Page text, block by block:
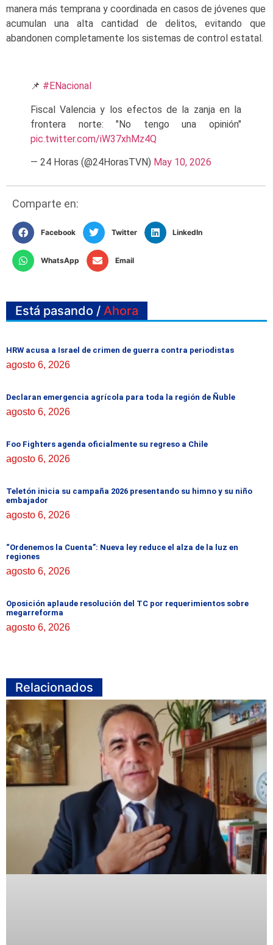
manera más temprana y coordinada en casos de jóvenes que
acumulan una alta cantidad de delitos, evitando que
abandonen completamente los sistemas de control estatal.
📌 #ENacional
Fiscal Valencia y los efectos de la zanja en la
frontera norte: "No tengo una opinión"
pic.twitter.com/iW37xhMz4Q
— 24 Horas (@24HorasTVN) May 10, 2026
Comparte en:
Facebook Twitter LinkedIn
WhatsApp Email
Está pasando / Ahora
HRW acusa a Israel de crimen de guerra contra periodistas
agosto 6, 2026
Declaran emergencia agrícola para toda la región de Ñuble
agosto 6, 2026
Foo Fighters agenda oficialmente su regreso a Chile
agosto 6, 2026
Teletón inicia su campaña 2026 presentando su himno y su niño
embajador
agosto 6, 2026
“Ordenemos la Cuenta”: Nueva ley reduce el alza de la luz en
regiones
agosto 6, 2026
Oposición aplaude resolución del TC por requerimientos sobre
megarreforma
agosto 6, 2026
Relacionados